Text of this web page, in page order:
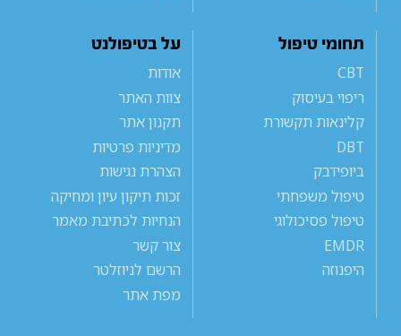
תחומי טיפול
CBT
ריפוי בעיסוק
קלינאות תקשורת
DBT
ביופידבק
טיפול משפחתי
טיפול פסיכולוגי
EMDR
היפנוזה
על בטיפולנט
אודות
צוות האתר
תקנון אתר
מדיניות פרטיות
הצהרת נגישות
זכות תיקון עיון ומחיקה
הנחיות לכתיבת מאמר
צור קשר
הרשם לניוזלטר
מפת אתר